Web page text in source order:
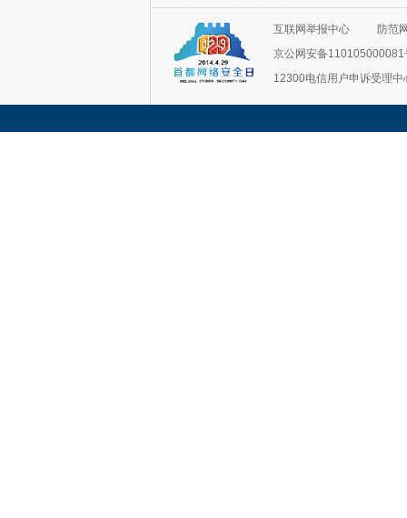
互联网举报中心
防范
京公网安备110105000081
12300电信用户申诉受理中